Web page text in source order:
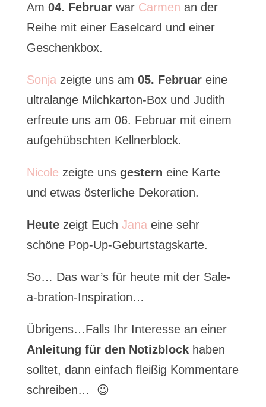
Am 04. Februarwar Carmen an der
Reihe mit einer Easelcard und einer
Geschenkbox.
Sonja zeigte uns am 05. Februareine
ultralange Milchkarton-Box und Judith
erfreute uns am 06. Februar mit einem
aufgehübschten Kellnerblock.
Nicole zeigte uns gestern eine Karte
und etwas österliche Dekoration.
Heutezeigt Euch Jana eine sehr
schöne Pop-Up-Geburtstagskarte.
So… Das war’s für heute mit der Sale-
a-bration-Inspiration…
Übrigens…Falls Ihr Interesse an einer
Anleitung für den Notizblockhaben
solltet, dann einfach fleißig Kommentare
schreiben… 😉